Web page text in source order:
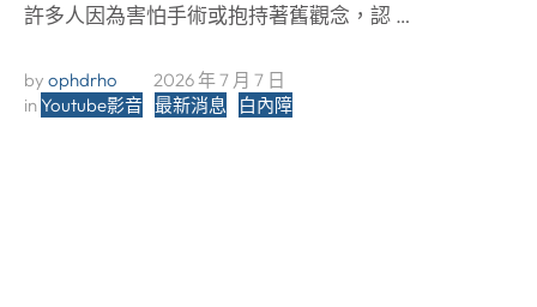
許多人因為害怕手術或抱持著舊觀念，認 …
by ophdrho
2026 年 7 月 7 日
in Youtube影音 最新消息 白內障